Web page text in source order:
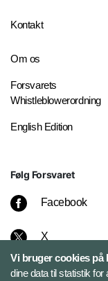
Kontakt
Om os
Forsvarets
Whistleblowerordning
English Edition
Følg Forsvaret
Facebook
X
Instagram
Vi bruger cookies på
dine data til statistik